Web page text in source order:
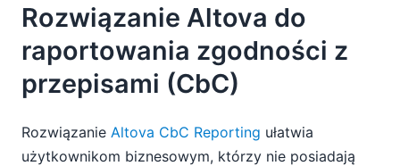
Rozwiązanie Altova do
raportowania zgodności z
przepisami (CbC)
Rozwiązanie Altova CbC Reporting ułatwia
użytkownikom biznesowym, którzy nie posiadają